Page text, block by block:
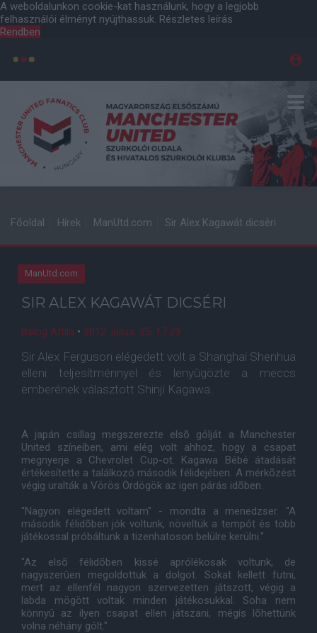
A weboldalunkon cookie-kat használunk, hogy a legjobb
felhasználói élményt nyújthassuk. Részletes leírás
Rendben
Főoldal Hírek ManUtd.com Sir Alex Kagawát dicséri
ManUtd.com
SIR ALEX KAGAWÁT DICSÉRI
Balog Attila • 2012. július. 25. 17:29
Sir Alex Ferguson elégedett volt a Shanghai Shenhua
elleni teljesítménnyel és lenyûgözte a meccs
emberének választott Shinji Kagawa.
A japán csillag megszerezte elsõ gólját a Manchester
United színeiben, ami elég volt ahhoz, hogy a csapat
megnyerje a Chevrolet Cup-ot. Kagawa Bébé átadását
értékesítette a találkozó második félidejében. A mérkõzést
végig uralták a Vörös Ördögök az igen párás idõben.
"Nagyon elégedett voltam" - mondta a menedzser. "A
második félidõben jók voltunk, növeltük a tempót és több
játékossal próbáltunk a tizenhatoson belülre kerülni."
"Az elsõ félidõben kissé aprólékosak voltunk, de
nagyszerûen megoldottuk a dolgot. Sokat kellett futni,
mert az ellenfél nagyon szervezetten játszott, végig a
labda mögött voltak minden játékosukkal. Soha nem
könnyû az ilyen csapat ellen játszani, mégis lõhettünk
volna néhány gólt."